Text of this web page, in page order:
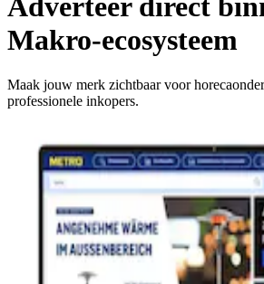
Adverteer direct
Makro-ecosysteem
Maak jouw merk zichtbaar voor
professionele inkopers.